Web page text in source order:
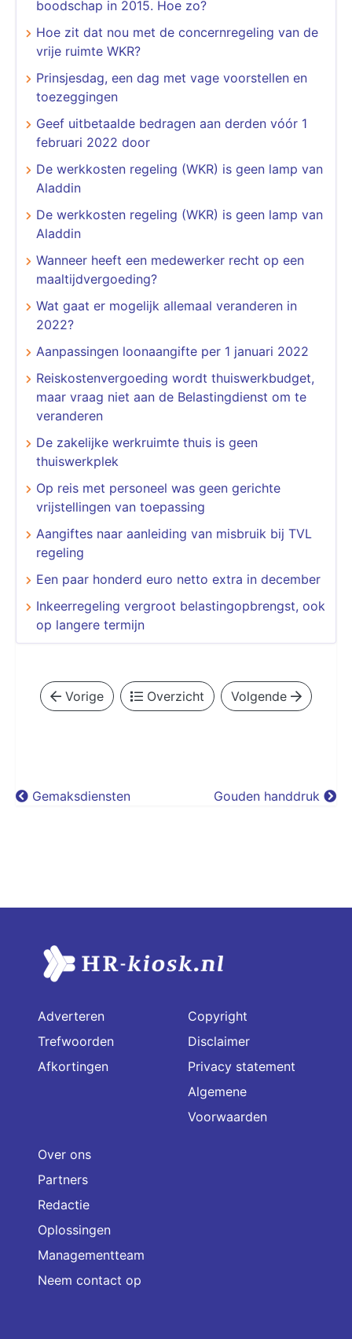
boodschap in 2015. Hoe zo?
Hoe zit dat nou met de concernregeling van de
vrije ruimte WKR?
Prinsjesdag, een dag met vage voorstellen en
toezeggingen
Geef uitbetaalde bedragen aan derden vóór 1
februari 2022 door
De werkkosten regeling (WKR) is geen lamp van
Aladdin
De werkkosten regeling (WKR) is geen lamp van
Aladdin
Wanneer heeft een medewerker recht op een
maaltijdvergoeding?
Wat gaat er mogelijk allemaal veranderen in
2022?
Aanpassingen loonaangifte per 1 januari 2022
Reiskostenvergoeding wordt thuiswerkbudget,
maar vraag niet aan de Belastingdienst om te
veranderen
De zakelijke werkruimte thuis is geen
thuiswerkplek
Op reis met personeel was geen gerichte
vrijstellingen van toepassing
Aangiftes naar aanleiding van misbruik bij TVL
regeling
Een paar honderd euro netto extra in december
Inkeerregeling vergroot belastingopbrengst, ook
op langere termijn
Vorige Overzicht Volgende
Gemaksdiensten Gouden handdruk
Adverteren
Trefwoorden
Afkortingen
Copyright
Disclaimer
Privacy statement
Algemene
Voorwaarden
Over ons
Partners
Redactie
Oplossingen
Managementteam
Neem contact op